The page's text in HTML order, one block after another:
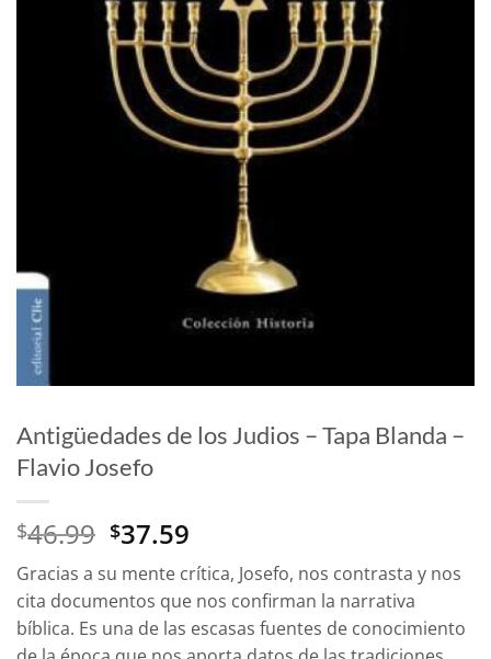
Antigüedades de los Judios – Tapa Blanda –
Flavio Josefo
$46.99 El
original
era:
$46.99.
$37.59
precio
actual
es:
$37.59.
Gracias a su mente crítica, Josefo, nos contrasta y nos
cita documentos que nos confirman la narrativa
bíblica. Es una de las escasas fuentes de conocimiento